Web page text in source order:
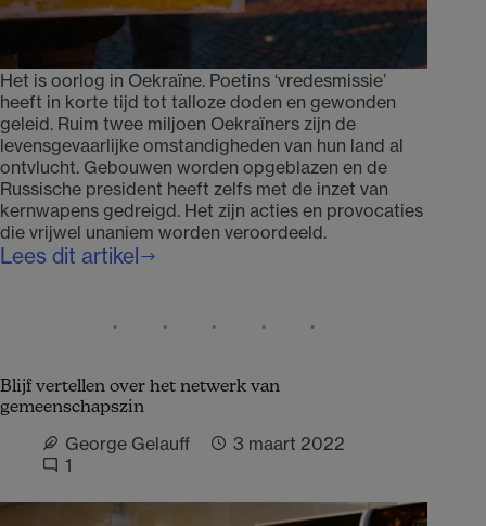
Het is oorlog in Oekraïne. Poetins ‘vredesmissie’
heeft in korte tijd tot talloze doden en gewonden
geleid. Ruim twee miljoen Oekraïners zijn de
levensgevaarlijke omstandigheden van hun land al
ontvlucht. Gebouwen worden opgeblazen en de
Russische president heeft zelfs met de inzet van
kernwapens gedreigd. Het zijn acties en provocaties
die vrijwel unaniem worden veroordeeld.
Lees dit artikel
Levens
Blijf vertellen over het netwerk van
gemeenschapszin
George Gelauff
3 maart 2022
1